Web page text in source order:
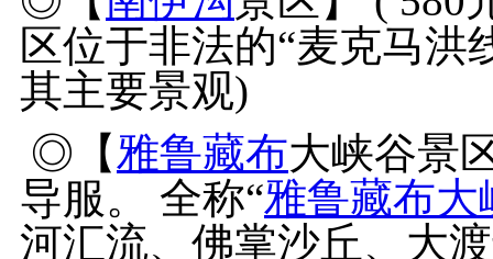
区位于非法的“麦克马洪
其主要景观)
◎【雅鲁藏布大峡谷景
导服。 全称“雅鲁藏布大
河汇流、佛掌沙丘、大